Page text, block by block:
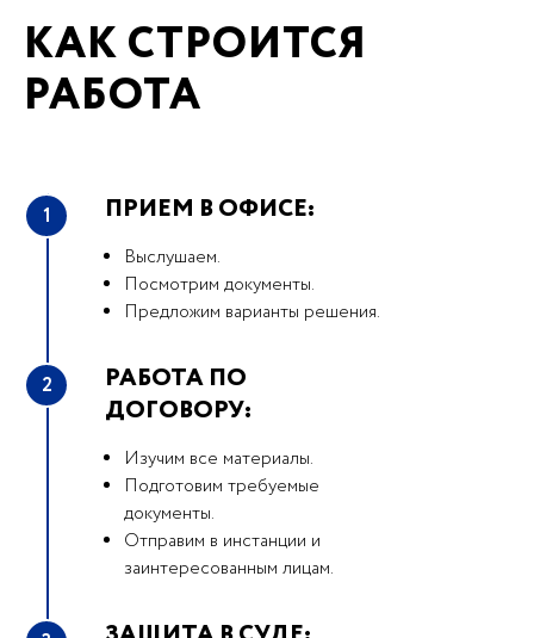
КАК СТРОИТСЯ
РАБОТА
1 ПРИЕМ В ОФИСЕ:
Выслушаем.
Посмотрим документы.
Предложим варианты решения.
2
РАБОТА ПО
ДОГОВОРУ:
Изучим все материалы.
Подготовим требуемые
документы.
Отправим в инстанции и
заинтересованным лицам.